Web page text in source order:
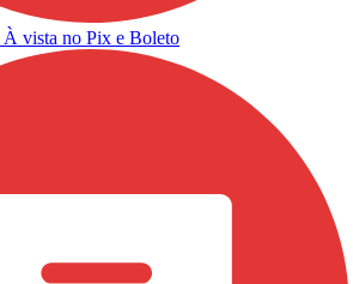
À vista no Pix e Boleto